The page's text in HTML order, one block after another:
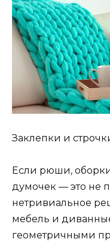
Заклепки и
Если рюши,
думочек — это не
нетривиальное
мебель и
геометричными